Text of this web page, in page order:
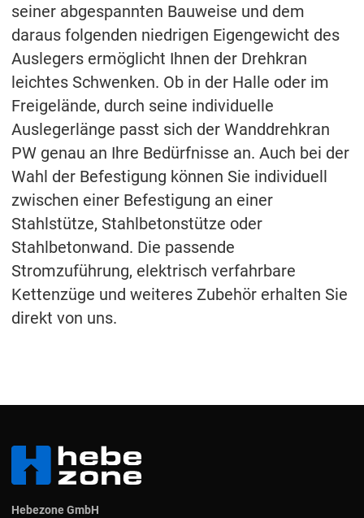
seiner abgespannten Bauweise und dem
daraus folgenden niedrigen Eigengewicht des
Auslegers ermöglicht Ihnen der Drehkran
leichtes Schwenken. Ob in der Halle oder im
Freigelände, durch seine individuelle
Auslegerlänge passt sich der Wanddrehkran
PW genau an Ihre Bedürfnisse an. Auch bei der
Wahl der Befestigung können Sie individuell
zwischen einer Befestigung an einer
Stahlstütze, Stahlbetonstütze oder
Stahlbetonwand. Die passende
Stromzuführung, elektrisch verfahrbare
Kettenzüge und weiteres Zubehör erhalten Sie
direkt von uns.
Hebezone GmbH